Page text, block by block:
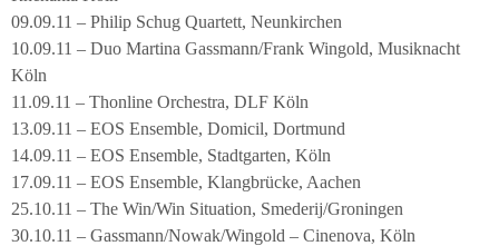
09.09.11 – Philip Schug Quartett, Neunkirchen
10.09.11 – Duo Martina Gassmann/Frank Wingold, Musiknacht
Köln
11.09.11 – Thonline Orchestra, DLF Köln
13.09.11 – EOS Ensemble, Domicil, Dortmund
14.09.11 – EOS Ensemble, Stadtgarten, Köln
17.09.11 – EOS Ensemble, Klangbrücke, Aachen
25.10.11 – The Win/Win Situation, Smederij/Groningen
30.10.11 – Gassmann/Nowak/Wingold – Cinenova, Köln